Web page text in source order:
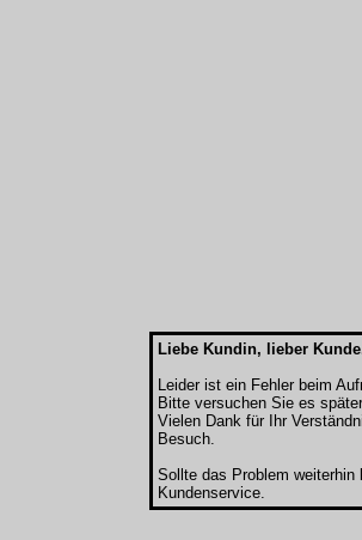
Liebe Kundin, lieber
Leider ist ein Fehler beim
Bitte versuchen Sie es
Vielen Dank für Ihr
Besuch.
Sollte das Problem
Kundenservice.